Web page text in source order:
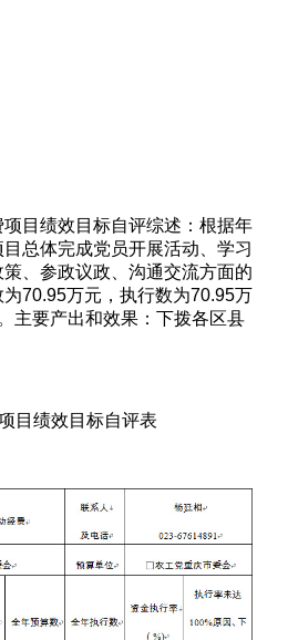
目绩效目标自评综述：根据年
总体完成党员开展活动、学习
、参政议政、沟通交流方面的
70.95万元，执行数为70.95万
主要产出和效果：下拨各区县
目绩效目标自评表